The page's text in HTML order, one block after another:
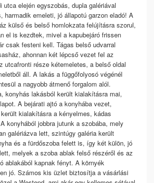
utca elején egyszobás, dupla galériával
harmadik emeleti, jó állapotú garzon eladó! A
külső és belső homlokzata felújításra szorul,
el is kezdtek, mivel a kapubejáró frissen
csak festeni kell. Tágas belső udvarral
ahonnan két lépcső vezet fel az
utcafronti része kétemeletes, a belső oldal
áll. A lakás a függőfolyosó végénél
a nagyobb átmenő forgalom alól.
konyhás lakásból került kialakításra mai,
A bejárati ajtó a konyhába vezet,
kialakításra a kényelmes, kádas
konyhából jobbra jutunk a szobába, mely
galériázva lett, szintúgy galéria került
és a fürdőszoba felett is, így két külön, jó
melyek a szoba ablak felső részéről és az
ablakából kapnak fényt. A környék
jó. Számos kis üzlet biztosítja a vásárlási